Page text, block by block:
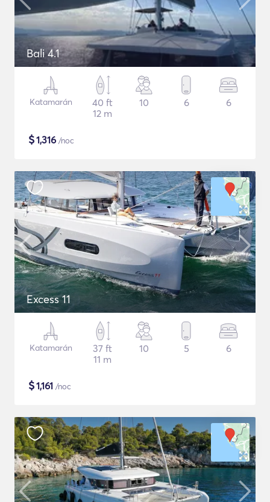
Bali 4.1
Katamarán
40 ft
12 m
10 6 6
$1,316 /noc
Excess 11
Katamarán
37 ft
11 m
10 5 6
$1,161 /noc